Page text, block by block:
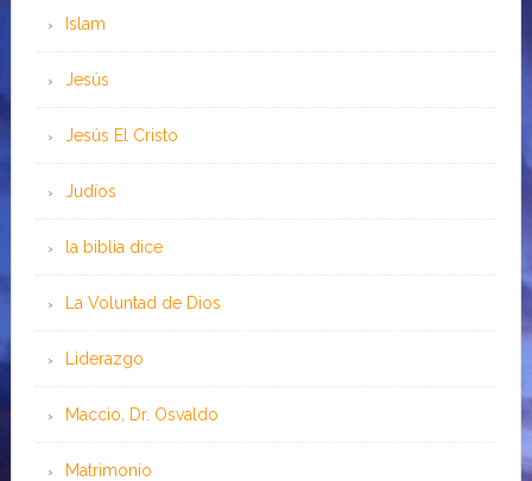
Islam
Jesús
Jesús El Cristo
Judíos
la biblia dice
La Voluntad de Dios
Liderazgo
Maccio, Dr. Osvaldo
Matrimonio